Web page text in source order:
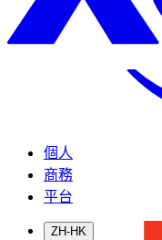
個人
商務
平台
ZH-HK